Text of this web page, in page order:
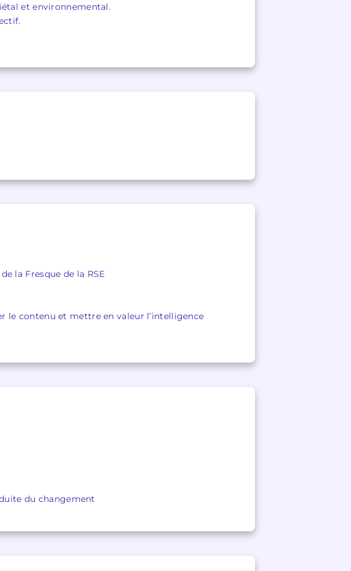
et environnemental.
la Fresque de la RSE
le contenu et mettre en valeur l’intelligence
du changement